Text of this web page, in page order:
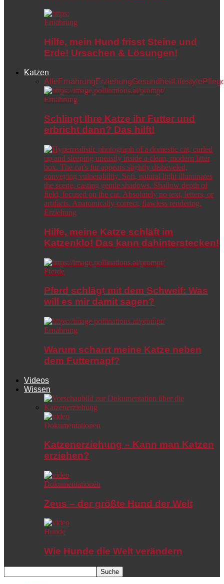
Ernährung
Hilfe, mein Hund frisst Steine und
Erde! Ursachen & Lösungen!
Katzen
Alle Ernährung ErziehungGesundheitLifestyle
Ernährung
Schlingt Ihre Katze ihr Futter und
erbricht dann? Das hilft!
Erziehung
Hilfe, meine Katze schläft im
Katzenklo! Das kann dahinterstecken!
Pferde
Pferd schlägt mit dem Schweif: Was
will es mir damit sagen?
Ernährung
Warum scharrt meine Katze neben
dem Futternapf?
Videos
Wissen
Dokumentationen
Katzenerziehung – Kann man Katzen
erziehen?
Dokumentationen
Zeus – der größte Hund der Welt
Hunde
Wie Hunde die Welt verändern